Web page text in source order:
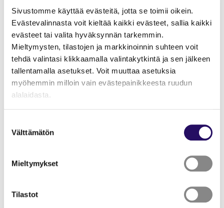
Sivustomme käyttää evästeitä, jotta se toimii oikein.
Evästevalinnasta voit kieltää kaikki evästeet, sallia kaikki
evästeet tai valita hyväksynnän tarkemmin.
Mieltymysten, tilastojen ja markkinoinnin suhteen voit
tehdä valintasi klikkaamalla valintakytkintä ja sen jälkeen
tallentamalla asetukset. Voit muuttaa asetuksia
myöhemmin milloin vain evästepainikkeesta ruudun
alalaidasta.
Lue lisää sivustostamme ja evästeistä
valinta
Välttämätön
Mieltymykset
Tilastot
23.5.2026
Pondera halli, Kaivotie 23, 70700
Keppihevoskilpailut lämpimässä sisätilassa Pondera